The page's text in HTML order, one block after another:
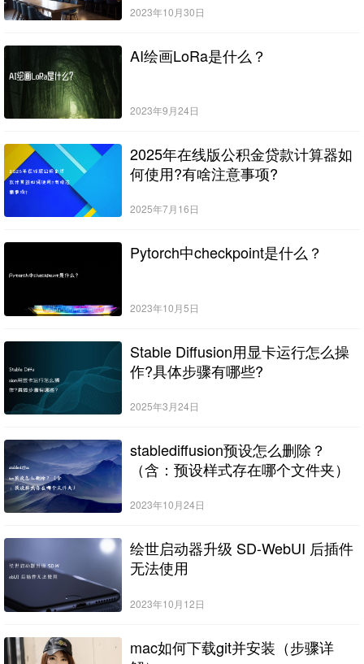
2023年10月30日
AI绘画LoRa是什么？
2023年9月24日
2025年在线版公积金贷款计算器如
何使用?有啥注意事项?
2025年7月16日
Pytorch中checkpoint是什么？
2023年10月5日
Stable Diffusion用显卡运行怎么操
作?具体步骤有哪些?
2025年3月24日
stablediffusion预设怎么删除？
（含：预设样式存在哪个文件夹）
2023年10月24日
绘世启动器升级 SD-WebUI 后插件
无法使用
2023年10月12日
mac如何下载git并安装（步骤详